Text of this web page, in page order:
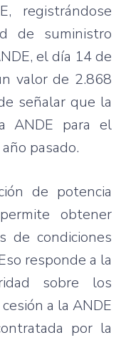
registrándose
de suministro
el día 14 de
valor de 2.868
señalar que la
ANDE para el
pasado.
de potencia
obtener
de condiciones
responde a la
sobre los
a la ANDE
por la